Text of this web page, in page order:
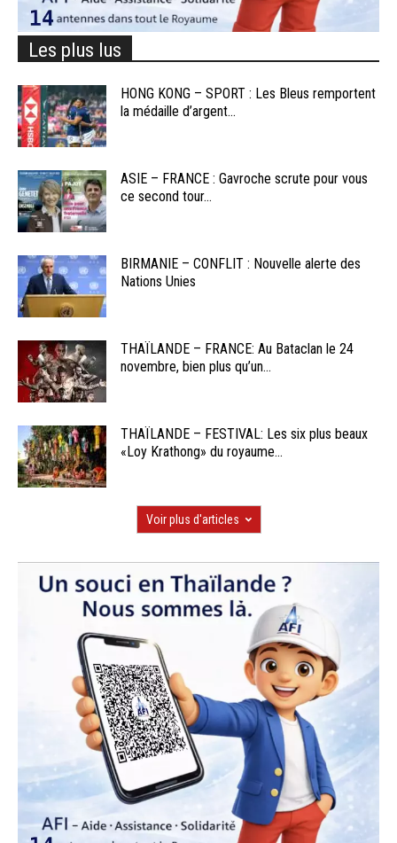
Les plus lus
HONG KONG – SPORT : Les Bleus remportent
la médaille d’argent...
ASIE – FRANCE : Gavroche scrute pour vous
ce second tour...
BIRMANIE – CONFLIT : Nouvelle alerte des
Nations Unies
THAÏLANDE – FRANCE: Au Bataclan le 24
novembre, bien plus qu’un...
THAÏLANDE – FESTIVAL: Les six plus beaux
«Loy Krathong» du royaume...
Voir plus d'articles